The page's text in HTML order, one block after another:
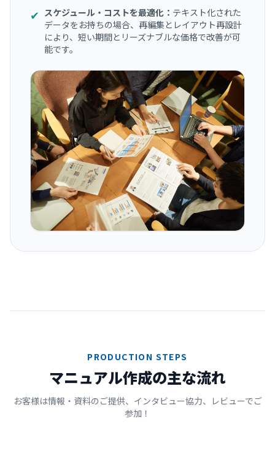
✔ スケジュール・コストを最適化： テキスト化された
データをお持ちの場合、再編集とレイアウト再設計
により、短い期間とリーズナブルな価格で改善が可
能です。
PRODUCTION STEPS
マニュアル作成の主な流れ
お客様は情報・資料のご提供、インタビュー協力、レビューでご
参加！